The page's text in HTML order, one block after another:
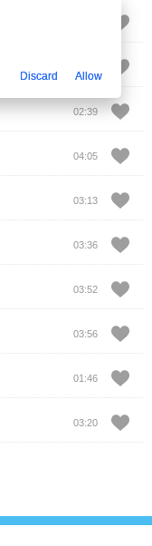
02:39
04:05
03:13
03:36
03:52
03:56
01:46
03:20
Discard Allow